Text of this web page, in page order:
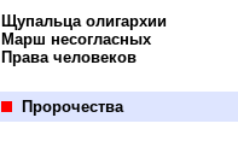
Щупальца олигархии
Марш несогласных
Права человеков
Пророчества